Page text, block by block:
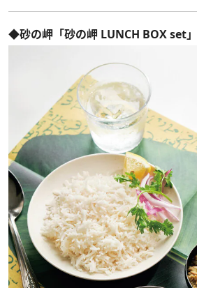
◆砂の岬「砂の岬 LUNCH BOX set」